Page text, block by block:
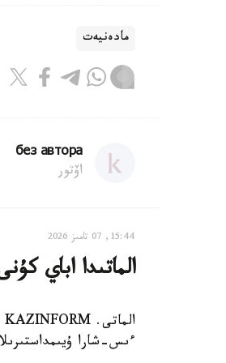
مادەنيەت
без автора
اۆتور
15:44, 07 تامىز 2026
الماتىدا اباي
ءىس-شارا